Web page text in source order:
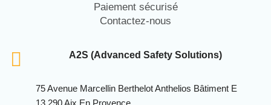
Paiement sécurisé
Contactez-nous
A2S (Advanced Safety Solutions)
75 Avenue Marcellin Berthelot Anthelios Bâtiment E
13 290 Aix En Provence